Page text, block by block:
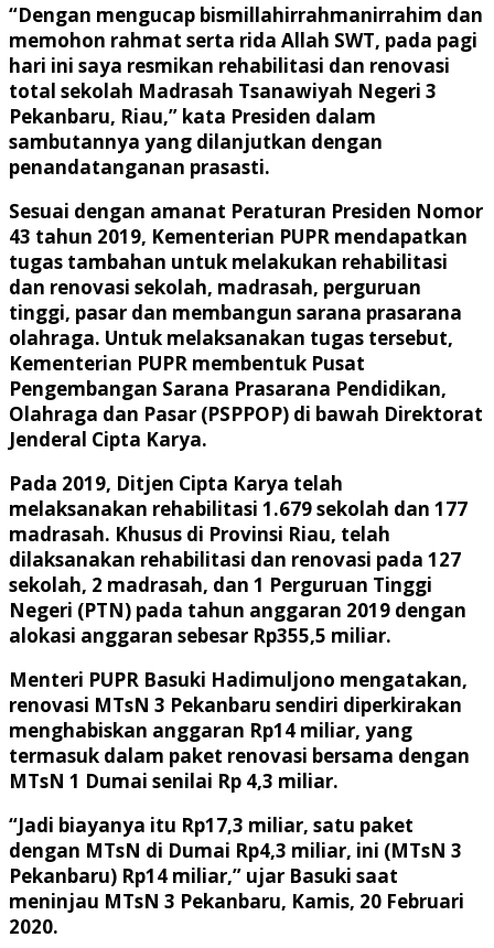
“Dengan mengucap bismillahirrahmanirrahim dan
memohon rahmat serta rida Allah SWT, pada pagi
hari ini saya resmikan rehabilitasi dan renovasi
total sekolah Madrasah Tsanawiyah Negeri 3
Pekanbaru, Riau,” kata Presiden dalam
sambutannya yang dilanjutkan dengan
penandatanganan prasasti.
Sesuai dengan amanat Peraturan Presiden Nomor
43 tahun 2019, Kementerian PUPR mendapatkan
tugas tambahan untuk melakukan rehabilitasi
dan renovasi sekolah, madrasah, perguruan
tinggi, pasar dan membangun sarana prasarana
olahraga. Untuk melaksanakan tugas tersebut,
Kementerian PUPR membentuk Pusat
Pengembangan Sarana Prasarana Pendidikan,
Olahraga dan Pasar (PSPPOP) di bawah Direktorat
Jenderal Cipta Karya.
Pada 2019, Ditjen Cipta Karya telah
melaksanakan rehabilitasi 1.679 sekolah dan 177
madrasah. Khusus di Provinsi Riau, telah
dilaksanakan rehabilitasi dan renovasi pada 127
sekolah, 2 madrasah, dan 1 Perguruan Tinggi
Negeri (PTN) pada tahun anggaran 2019 dengan
alokasi anggaran sebesar Rp355,5 miliar.
Menteri PUPR Basuki Hadimuljono mengatakan,
renovasi MTsN 3 Pekanbaru sendiri diperkirakan
menghabiskan anggaran Rp14 miliar, yang
termasuk dalam paket renovasi bersama dengan
MTsN 1 Dumai senilai Rp 4,3 miliar.
“Jadi biayanya itu Rp17,3 miliar, satu paket
dengan MTsN di Dumai Rp4,3 miliar, ini (MTsN 3
Pekanbaru) Rp14 miliar,” ujar Basuki saat
meninjau MTsN 3 Pekanbaru, Kamis, 20 Februari
2020.